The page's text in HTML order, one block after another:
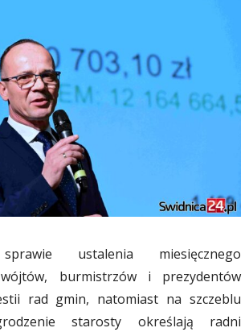
ustalenia miesięcznego
burmistrzów i prezydentów
rad gmin, natomiast na szczeblu
starosty określają radni